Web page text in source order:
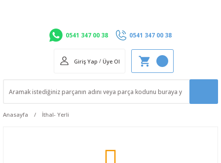
0541 347 00 38 0541 347 00 38
Giriş Yap / Üye Ol
Anasayfa İthal- Yerli